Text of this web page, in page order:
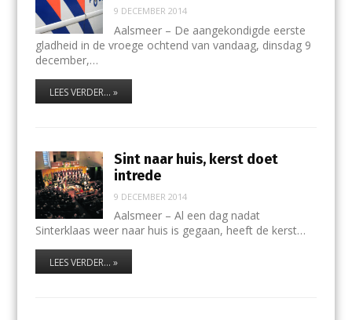
9 DECEMBER 2014
Aalsmeer – De aangekondigde eerste
gladheid in de vroege ochtend van vandaag, dinsdag 9
december,…
LEES VERDER... »
Sint naar huis, kerst doet
intrede
9 DECEMBER 2014
Aalsmeer – Al een dag nadat
Sinterklaas weer naar huis is gegaan, heeft de kerst…
LEES VERDER... »